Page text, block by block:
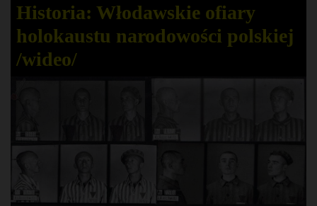
Historia: Włodawskie ofiary
holokaustu narodowości polskiej
/wideo/